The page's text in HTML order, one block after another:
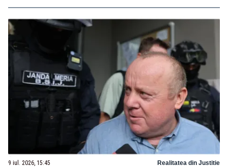
9 iul. 2026, 15:45 Realitatea din Justitie